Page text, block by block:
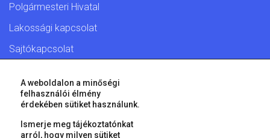
Polgármesteri Hivatal
Lakossági kapcsolat
Sajtókapcsolat
© 2026 Győr Megyei Jogú Város • Minden jog fenntartva!
A weboldalon a minőségi
felhasználói élmény
érdekében sütiket használunk.
Ismerje meg tájékoztatónkat
arról, hogy milyen sütiket